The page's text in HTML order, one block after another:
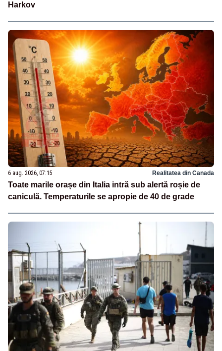
Harkov
6 aug. 2026, 07:15 Realitatea din Canada
Toate marile orașe din Italia intră sub alertă roșie de
caniculă. Temperaturile se apropie de 40 de grade